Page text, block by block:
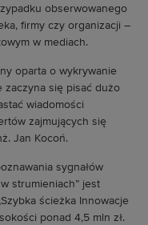
obserwowanego
firmy czy organizacji –
w mediach.
oparta o wykrywanie
zaczyna się pisać dużo
wiadomości
zajmujących się
Jan Kocoń.
sygnałów
strumieniach” jest
ścieżka Innowacje
ponad 4,5 mln zł.